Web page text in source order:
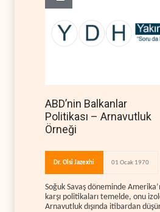
ABD’nin Balkanlar
Politikası – Arnavutluk
Örneği
Dr. Olsi Jazexhi 01 Ocak 1970
Soğuk Savaş döneminde
karşı politikaları temelde, onu
Arnavutluk dışında itibardan